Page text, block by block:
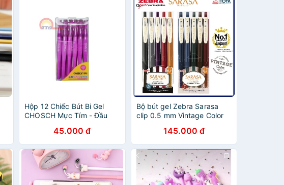
Hộp 12 Chiếc Bút Bi Gel
CHOSCH Mực Tím - Đầu
45.000 đ
Bộ bút gel Zebra Sarasa
clip 0.5 mm Vintage Color
145.000 đ